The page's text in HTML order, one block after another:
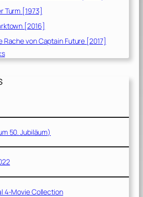
Turm [1973]
[2016]
Rache von Captain Future [2017]
50. Jubiläum)
4-Movie Collection